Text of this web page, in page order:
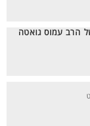
הרב עמוס גואטה